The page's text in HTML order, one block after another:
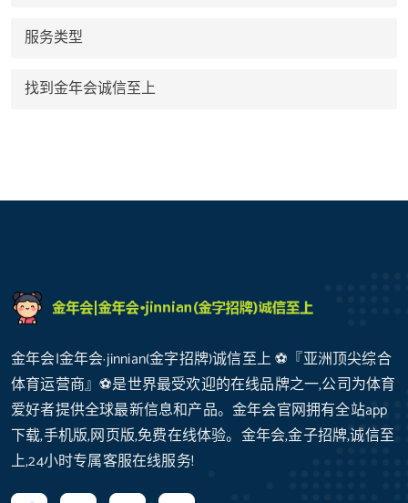
服务类型
找到金年会诚信至上
金年会|金年会·jinnian(金字招牌)诚信至上 ⚽️『亚洲顶尖综合
体育运营商』⚽️是世界最受欢迎的在线品牌之一,公司为体育
爱好者提供全球最新信息和产品。金年会官网拥有全站app
下载,手机版,网页版,免费在线体验。金年会,金子招牌,诚信至
上,24小时专属客服在线服务!